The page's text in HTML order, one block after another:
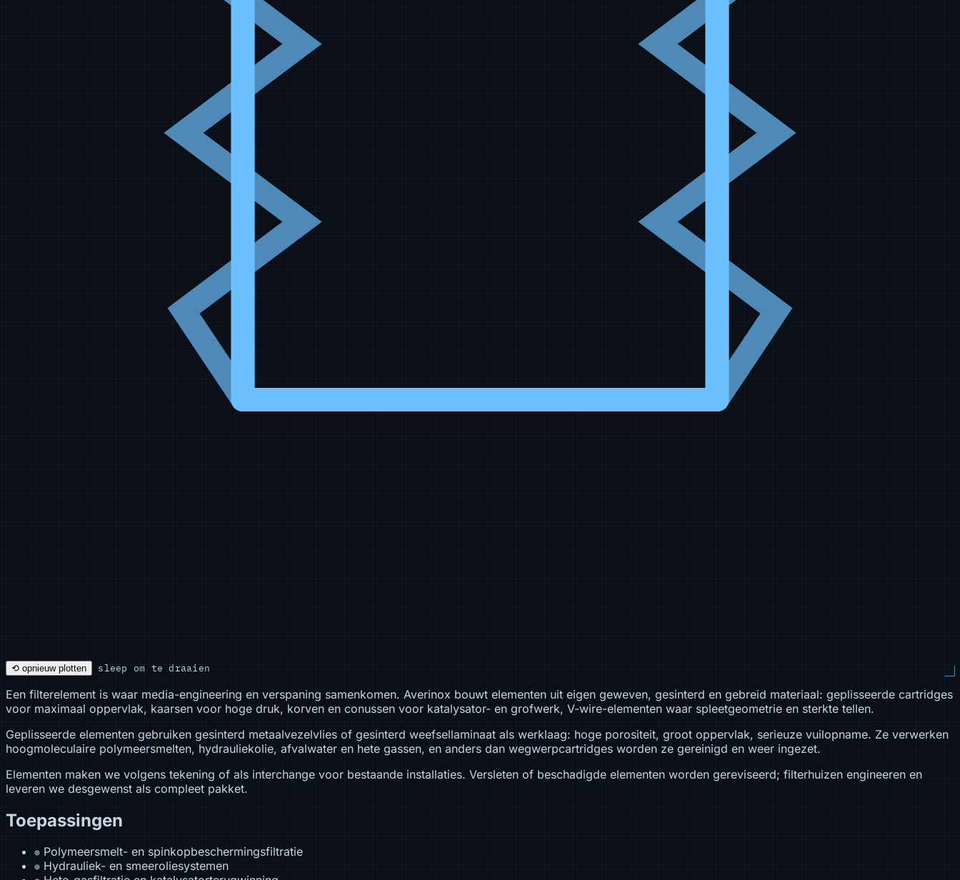
⟲ opnieuw plotten sleep om te draaien
Een filterelement is waar media-engineering en verspaning samenkomen. Averinox bouwt elementen uit eigen geweven, gesinterd en gebreid materiaal: geplisseerde cartridges
voor maximaal oppervlak, kaarsen voor hoge druk, korven en conussen voor katalysator- en grofwerk, V-wire-elementen waar spleetgeometrie en sterkte tellen.
Geplisseerde elementen gebruiken gesinterd metaalvezelvlies of gesinterd weefsellaminaat als werklaag: hoge porositeit, groot oppervlak, serieuze vuilopname. Ze verwerken
hoogmoleculaire polymeersmelten, hydrauliekolie, afvalwater en hete gassen, en anders dan wegwerpcartridges worden ze gereinigd en weer ingezet.
Elementen maken we volgens tekening of als interchange voor bestaande installaties. Versleten of beschadigde elementen worden gereviseerd; filterhuizen engineeren en
leveren we desgewenst als compleet pakket.
Toepassingen
⊕ Polymeersmelt- en spinkopbeschermingsfiltratie
⊕ Hydrauliek- en smeeroliesystemen